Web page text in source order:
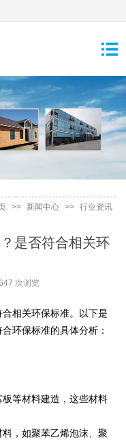
>> 新闻中心 >> 行业资讯
是否符合相关环
次浏览
相关环保标准。以下是
环保标准的具体分析：
等材料建造，这些材料
，如聚苯乙烯泡沫、聚